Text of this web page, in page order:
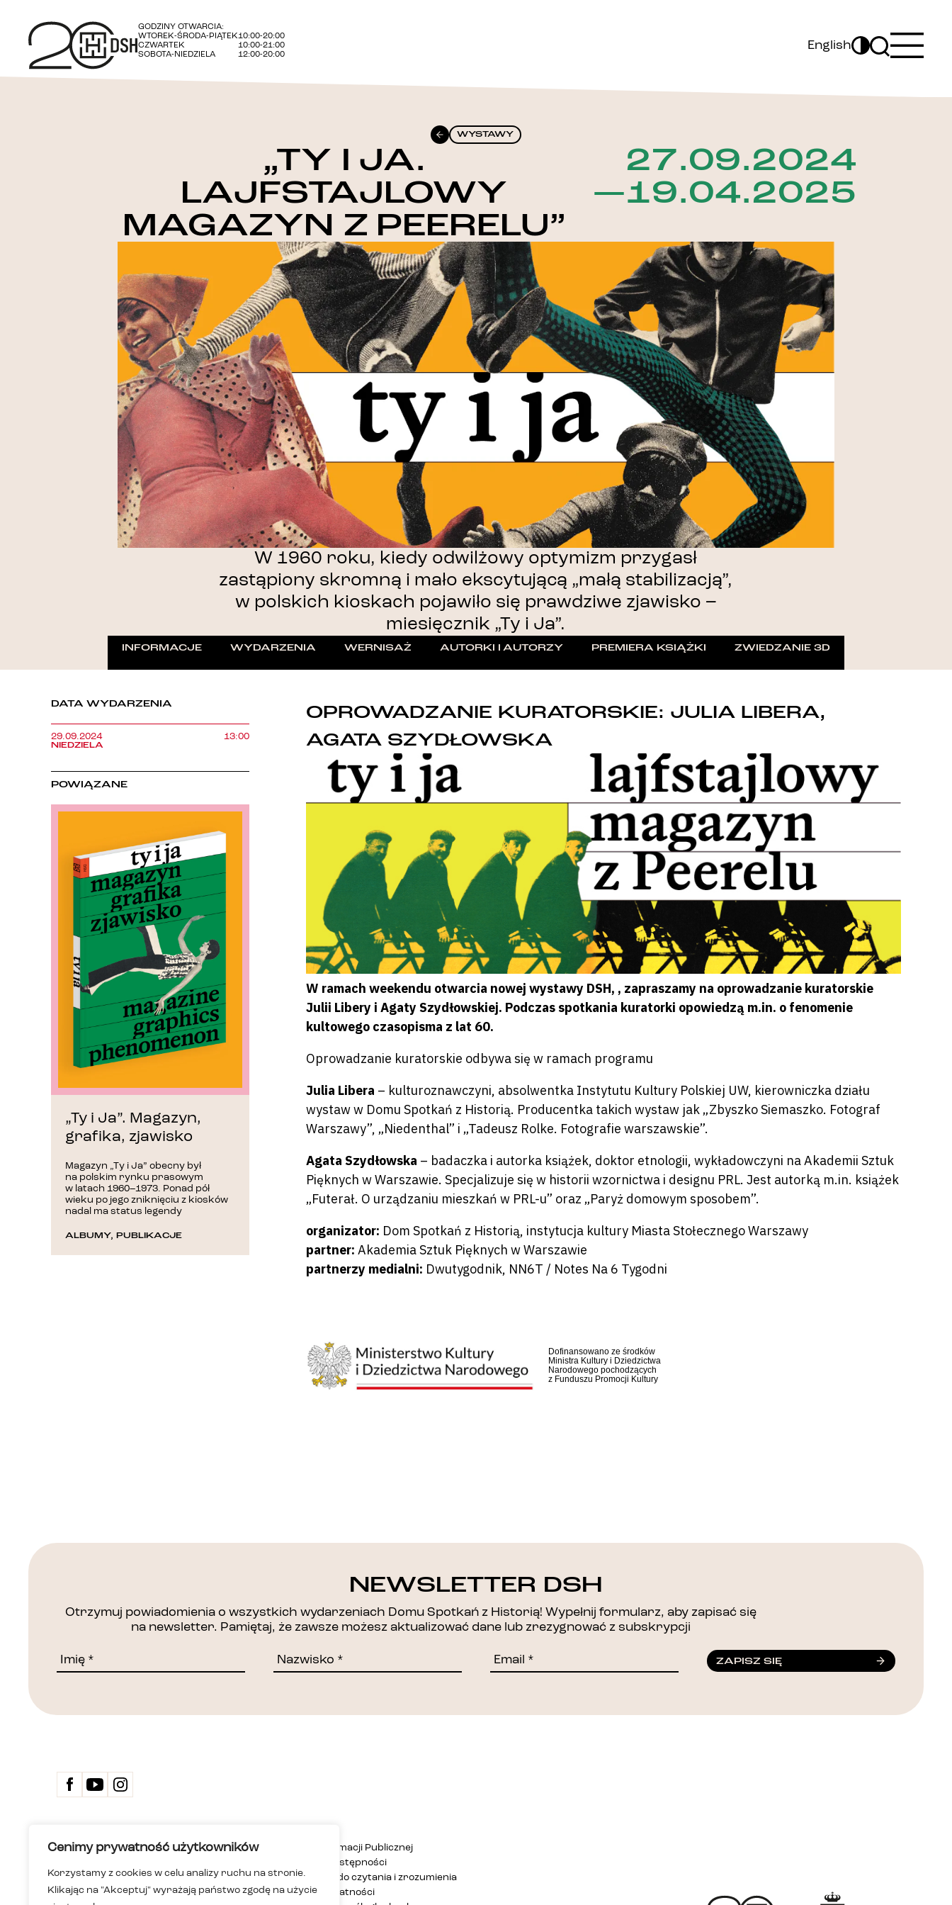
Cenimy prywatność użytkowników
Korzystamy z cookies w celu analizy ruchu na stronie.
Klikając na "Akceptuj" wyrażają państwo zgodę na użycie
GODZINY OTWARCIA:
WTOREK-ŚRODA-PIĄTEK10:00-20:00
CZWARTEK
10:00-21:00
SOBOTA-NIEDZIELA
12:00-20:00
English
WYSTAWY
„TY I JA.
LAJFSTAJLOWY
MAGAZYN Z PEERELU”
27.09.2024
—19.04.2025
W 1960 roku, kiedy odwilżowy optymizm przygasł
zastąpiony skromną i mało ekscytującą „małą stabilizacją”,
w polskich kioskach pojawiło się prawdziwe zjawisko –
miesięcznik „Ty i Ja”.
INFORMACJE WYDARZENIA WERNISAŻ AUTORKI I AUTORZY PREMIERA KSIĄŻKI ZWIEDZANIE 3D
DATA WYDARZENIA
29.09.2024
NIEDZIELA
13:00
POWIĄZANE
„Ty i Ja”. Magazyn,
grafika, zjawisko
Magazyn „Ty i Ja” obecny był
na polskim rynku prasowym
w latach 1960–1973. Ponad pół
wieku po jego zniknięciu z kiosków
nadal ma status legendy
ALBUMY, PUBLIKACJE
OPROWADZANIE KURATORSKIE: JULIA LIBERA,
AGATA SZYDŁOWSKA
W ramach weekendu otwarcia nowej wystawy DSH, , zapraszamy na oprowadzanie kuratorskie
Julii Libery i Agaty Szydłowskiej. Podczas spotkania kuratorki opowiedzą m.in. o fenomenie
kultowego czasopisma z lat 60.
Oprowadzanie kuratorskie odbywa się w ramach programu
Julia Libera – kulturoznawczyni, absolwentka Instytutu Kultury Polskiej UW, kierowniczka działu
wystaw w Domu Spotkań z Historią. Producentka takich wystaw jak „Zbyszko Siemaszko. Fotograf
Warszawy”, „Niedenthal” i „Tadeusz Rolke. Fotografie warszawskie”.
Agata Szydłowska – badaczka i autorka książek, doktor etnologii, wykładowczyni na Akademii Sztuk
Pięknych w Warszawie. Specjalizuje się w historii wzornictwa i designu PRL. Jest autorką m.in. książek
„Futerał. O urządzaniu mieszkań w PRL-u” oraz „Paryż domowym sposobem”.
organizator: Dom Spotkań z Historią, instytucja kultury Miasta Stołecznego Warszawy
partner: Akademia Sztuk Pięknych w Warszawie
partnerzy medialni: Dwutygodnik, NN6T / Notes Na 6 Tygodni
Dofinansowano ze środków
Ministra Kultury i Dziedzictwa
Narodowego pochodzących
z Funduszu Promocji Kultury
DZIĘKUJEMY!
NEWSLETTER DSH
Otrzymuj powiadomienia o wszystkich wydarzeniach Domu Spotkań z Historią! Wypełnij formularz, aby zapisać się
na newsletter. Pamiętaj, że zawsze możesz aktualizować dane lub zrezygnować z subskrypcji
ZAPISZ SIĘ
Dom Spotkań z Historią
Instytucja kultury m.st. Warszawy
Biuletyn Informacji Publicznej
Deklaracja dostępności
Wersja łatwa do czytania i zrozumienia
Polityka prywatności